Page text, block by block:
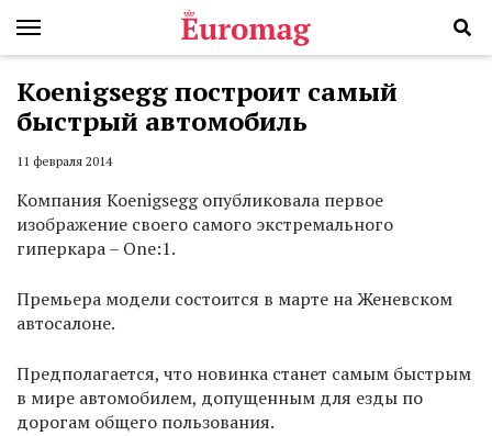
Koenigsegg построит самый
быстрый автомобиль
11 февраля 2014
Компания Koenigsegg опубликовала первое
изображение своего самого экстремального
гиперкара – One:1.
Премьера модели состоится в марте на Женевском
автосалоне.
Предполагается, что новинка станет самым быстрым
в мире автомобилем, допущенным для езды по
дорогам общего пользования.